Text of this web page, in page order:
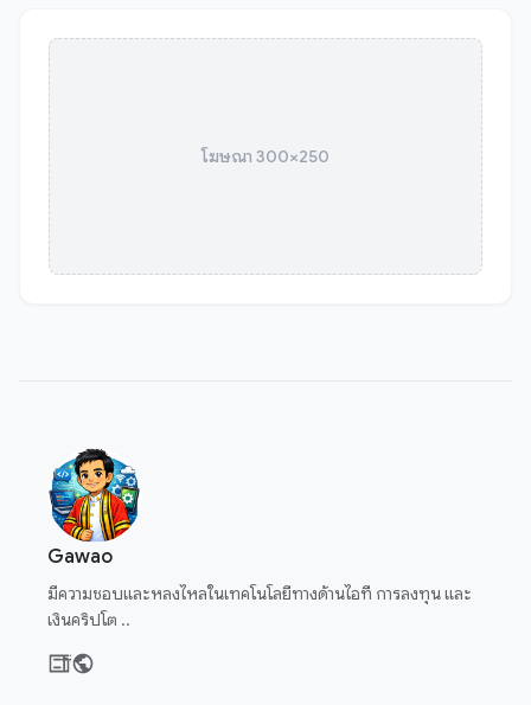
โฆษณา 300×250
Gawao
มีความชอบและหลงไหลในเทคโนโลยีทางด้านไอที การลงทุน และ
เงินคริปโต ..